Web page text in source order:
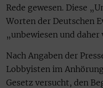
Rede gewesen. Diese
Worten der Deutschen
„unbewiesen und daher
Nach Angaben der
Lobbyisten im
Gesetz versucht, den